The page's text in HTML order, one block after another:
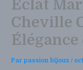
Éclat
Cheville
Élégance
Parpassion bijoux/